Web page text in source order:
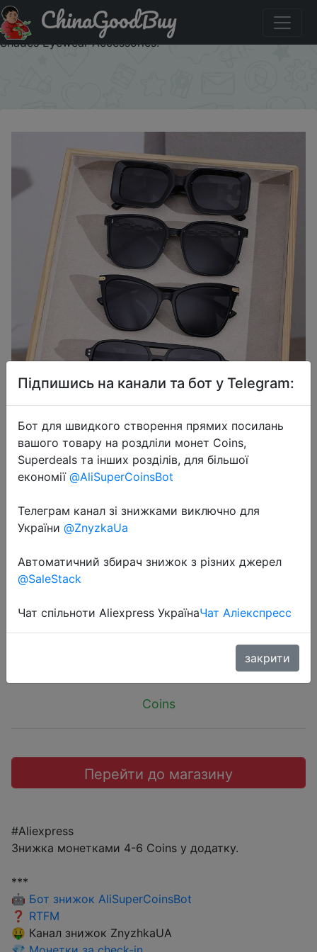
Знижка на 2/4/5 PCS Fashion Cat Eye Square Pilot Frame
Plastic Frame Women Sunglasses For Men Daily Life
Shades Eyewear Accessories.
ChinaGoodBuy
2025-04-05
2/4/5 PCS Fashion Cat Eye Square
Pilot Frame Plastic Frame Women
Sunglasses For Men Daily Life
Coins
Перейти до магазину
#Aliexpress
Знижка монетками 4-6 Coins у додатку.
***
🤖 Бот знижок AliSuperCoinsBot
❓ RTFM
🤑 Канал знижок ZnyzhkaUA
Підпишись на канали та бот у Telegram:
Бот для швидкого створення прямих посилань
вашого товару на роздліли монет Coins,
Superdeals та інших розділів, для більшої
економії @AliSuperCoinsBot
Телеграм канал зі знижками виключно для
України @ZnyzkaUa
Автоматичний збирач знижок з різних джерел
@SaleStack
Чат спільноти Aliexpress УкраїнаЧат Аліекспресс
закрити